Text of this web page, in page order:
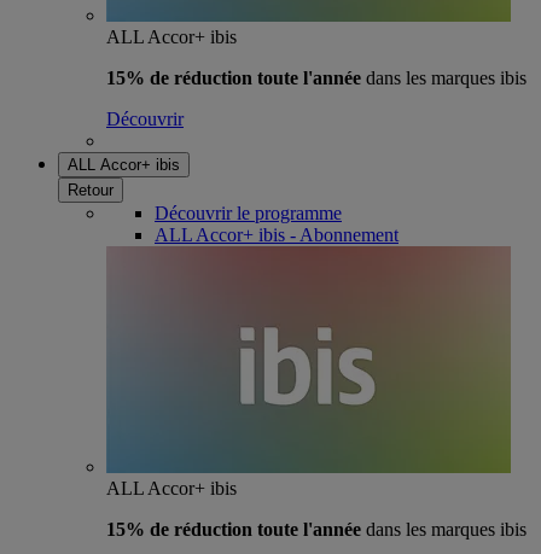
ALL Accor+ ibis
15% de réduction toute l'année dans les marques ibis
Découvrir
ALL Accor+ ibis
Retour
Découvrir le programme
ALL Accor+ ibis - Abonnement
ALL Accor+ ibis
15% de réduction toute l'année dans les marques ibis